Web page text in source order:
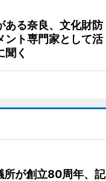
ある奈良、文化財防
ント専門家として活
聞く
所が創立80周年、記